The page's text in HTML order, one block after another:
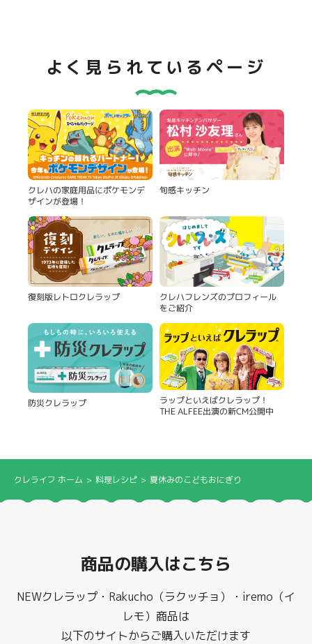
よく見られているページ
クレハの家庭用品にポケモンデ
ザインが登場！
旬感キッチン
復刻版レトロクレラップ クレハフレンズのプロフィール
をご紹介
防災クレラップ ラップといえばクレラップ！
THE ALFEE出演の新CM公開中
クレライフ ホーム 料理レシピ 夏休みのこどもおにぎり
商品の購入はこちら
NEWクレラップ・Rakucho（ラクッチョ）・iremo（イ
レモ）商品は
以下のサイトからご購入いただけます